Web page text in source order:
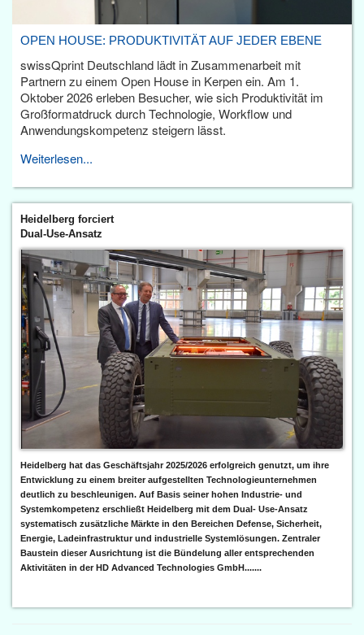
OPEN HOUSE: PRODUKTIVITÄT AUF JEDER EBENE
swissQprint Deutschland lädt in Zusammenarbeit mit
Partnern zu einem Open House in Kerpen ein. Am 1.
Oktober 2026 erleben Besucher, wie sich Produktivität im
Großformatdruck durch Technologie, Workflow und
Anwendungskompetenz steigern lässt.
Weiterlesen...
Heidelberg forciert
Dual-Use-Ansatz
Heidelberg hat das Geschäftsjahr 2025/2026 erfolgreich genutzt, um ihre
Entwicklung zu einem breiter aufgestellten Technologieunternehmen
deutlich zu beschleunigen. Auf Basis seiner hohen Industrie- und
Systemkompetenz erschließt Heidelberg mit dem Dual- Use-Ansatz
systematisch zusätzliche Märkte in den Bereichen Defense, Sicherheit,
Energie, Ladeinfrastruktur und industrielle Systemlösungen. Zentraler
Baustein dieser Ausrichtung ist die Bündelung aller entsprechenden
Aktivitäten in der HD Advanced Technologies GmbH.......